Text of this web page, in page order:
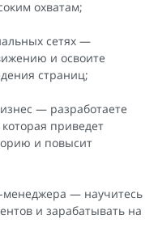
охватам;
сетях —
и освоите
страниц;
— разработаете
приведет
и повысит
— научитесь
и зарабатывать на